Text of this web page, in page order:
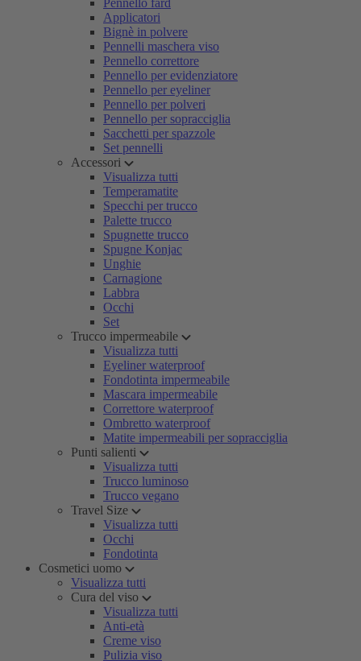
Pennello fard
Applicatori
Bignè in polvere
Pennelli maschera viso
Pennello correttore
Pennello per evidenziatore
Pennello per eyeliner
Pennello per polveri
Pennello per sopracciglia
Sacchetti per spazzole
Set pennelli
Accessori
Visualizza tutti
Temperamatite
Specchi per trucco
Palette trucco
Spugnette trucco
Spugne Konjac
Unghie
Carnagione
Labbra
Occhi
Set
Trucco impermeabile
Visualizza tutti
Eyeliner waterproof
Fondotinta impermeabile
Mascara impermeabile
Correttore waterproof
Ombretto waterproof
Matite impermeabili per sopracciglia
Punti salienti
Visualizza tutti
Trucco luminoso
Trucco vegano
Travel Size
Visualizza tutti
Occhi
Fondotinta
Cosmetici uomo
Visualizza tutti
Cura del viso
Visualizza tutti
Anti-età
Creme viso
Pulizia viso